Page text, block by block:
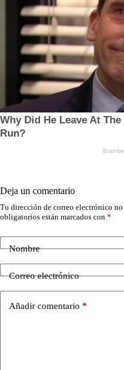
Deja un comentario
Tu dirección de correo electrónico no
obligatorios están marcados con *
Nombre
Correo electrónico
Añadir comentario *